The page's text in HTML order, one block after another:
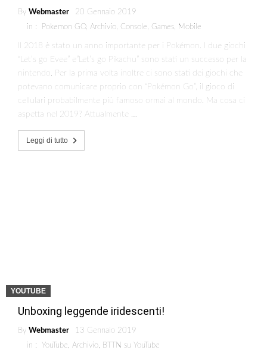
By Webmaster
20 Gennaio 2019
in :
Pokemon GO, Archivio, Console, Games, Mobile
Il 2018 è stato un anno importante per i Pokémon. I due giochi
“Let’s go Evee” e”Let’s go Pikachu” sono stati un successo per la
nintendo. Per la prima volta inoltre ci sono stati dei giochi che
potevano comunicare proprio con “Pokémon Go”, il gioco di
cellulari probabilmente più famoso ormai al mondo. Ma cosa ci
aspetta nel 2019? Attualmente …
Leggi di tutto
YOUTUBE
Unboxing leggende iridescenti!
By Webmaster
13 Gennaio 2019
in : YouTube, Archivio, BTTN su YouTube